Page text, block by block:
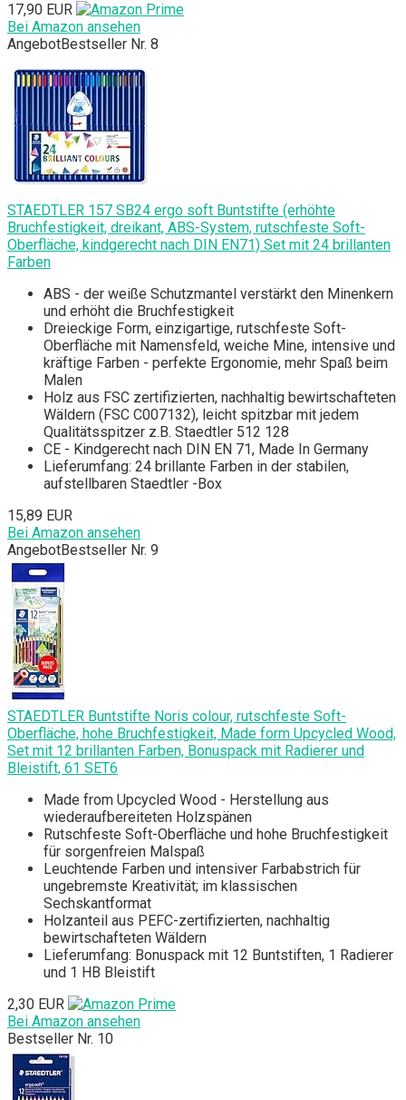
17,90 EUR
Bei Amazon ansehen
AngebotBestseller Nr. 8
STAEDTLER 157 SB24 ergo soft Buntstifte (erhöhte
Bruchfestigkeit, dreikant, ABS-System, rutschfeste Soft-
Oberfläche, kindgerecht nach DIN EN71) Set mit 24 brillanten
Farben
ABS - der weiße Schutzmantel verstärkt den Minenkern
und erhöht die Bruchfestigkeit
Dreieckige Form, einzigartige, rutschfeste Soft-
Oberfläche mit Namensfeld, weiche Mine, intensive und
kräftige Farben - perfekte Ergonomie, mehr Spaß beim
Malen
Holz aus FSC zertifizierten, nachhaltig bewirtschafteten
Wäldern (FSC C007132), leicht spitzbar mit jedem
Qualitätsspitzer z.B. Staedtler 512 128
CE - Kindgerecht nach DIN EN 71, Made In Germany
Lieferumfang: 24 brillante Farben in der stabilen,
aufstellbaren Staedtler -Box
15,89 EUR
Bei Amazon ansehen
AngebotBestseller Nr. 9
STAEDTLER Buntstifte Noris colour, rutschfeste Soft-
Oberfläche, hohe Bruchfestigkeit, Made form Upcycled Wood,
Set mit 12 brillanten Farben, Bonuspack mit Radierer und
Bleistift, 61 SET6
Made from Upcycled Wood - Herstellung aus
wiederaufbereiteten Holzspänen
Rutschfeste Soft-Oberfläche und hohe Bruchfestigkeit
für sorgenfreien Malspaß
Leuchtende Farben und intensiver Farbabstrich für
ungebremste Kreativität; im klassischen
Sechskantformat
Holzanteil aus PEFC-zertifizierten, nachhaltig
bewirtschafteten Wäldern
Lieferumfang: Bonuspack mit 12 Buntstiften, 1 Radierer
und 1 HB Bleistift
2,30 EUR
Bei Amazon ansehen
Bestseller Nr. 10